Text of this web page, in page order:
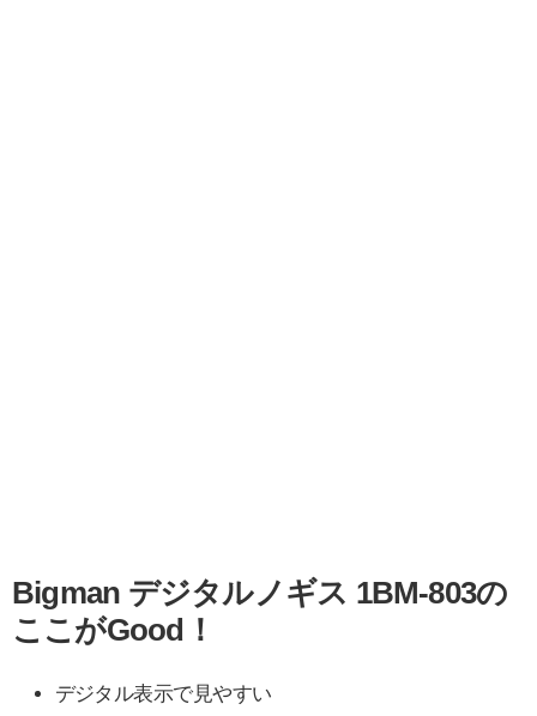
Bigman デジタルノギス 1BM-803の
ここがGood！
デジタル表示で見やすい